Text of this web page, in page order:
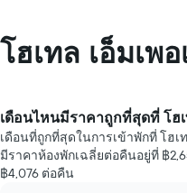
โฮเทล เอ็มเพ
เดือนไหนมีราคาถูกที่สุดที่ โฮเ
เดือนที่ถูกที่สุดในการเข้าพักที่ โฮเ
มีราคาห้องพักเฉลี่ยต่อคืนอยู่ที่ ฿
฿4,076 ต่อคืน